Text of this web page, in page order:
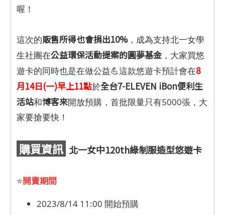
喔！
這次的販售所得也會捐出10%，成為支持北一女學
生社團在公益環保活動提案的圓夢基金，大家買悠
遊卡的同時也是在做公益💪這款悠遊卡預計會在8
月14日(一)早上11點於全台7-ELEVEN iBon便利生
活站和博客來開放預購，首批限量只有5000張，大
家要搶要快！
購買資訊 北一女中120th綠制服造型悠遊卡
⭐開賣期間
2023/8/14 11:00 開始預購